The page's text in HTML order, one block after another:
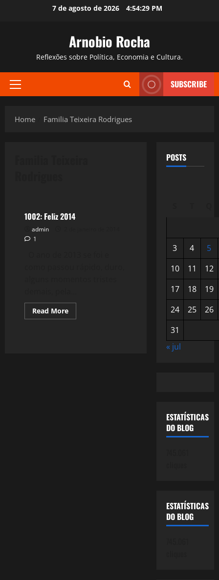
7 de agosto de 2026 4:54:30 PM
Arnobio Rocha
Reflexões sobre Política, Economia e Cultura.
Primary
SUBSCRIBE
Home Familia Teixeira Rodrigues
1002: Feliz 2014
admin
1
Read MoreRead
more
POSTS
3 4
5
10
11
12
17
18
19
24
25
26
31
« jul
ESTATÍSTICAS
DO BLOG
ESTATÍSTICAS
DO BLOG